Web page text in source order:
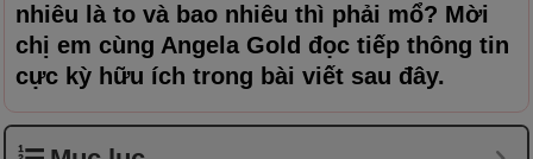
nhiêu là to và bao nhiêu thì phải mổ? Mời
chị em cùng Angela Gold đọc tiếp thông tin
cực kỳ hữu ích trong bài viết sau đây.